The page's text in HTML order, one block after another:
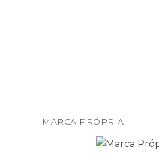
MARCA PRÓPRIA